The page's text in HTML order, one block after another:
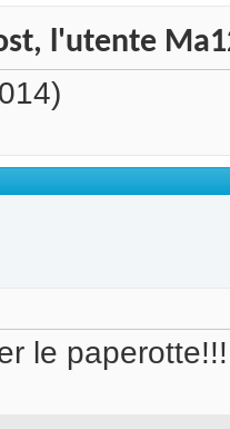
l'utente
le